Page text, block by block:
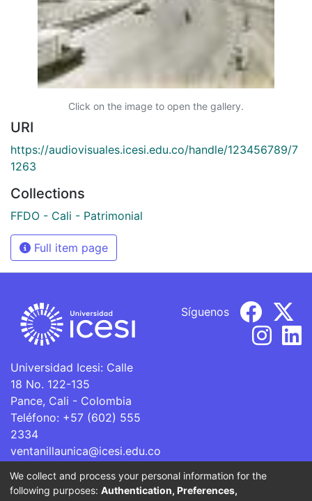
Click on the image to open the gallery.
URI
https://audiovisuales.icesi.edu.co/handle/123456789/7
1263
Collections
FFDO - Cali - Patrimonial
Full item page
Universidad Icesi: Calle
18 No. 122-135
Pance, Cali - Colombia
Teléfono: +57 (602) 555
2334
ventanillaunica@icesi.edu.co
Síguenos
La Universidad Icesi es una Institución de Educación
We collect and process your personal information for the
following purposes: Authentication, Preferences,